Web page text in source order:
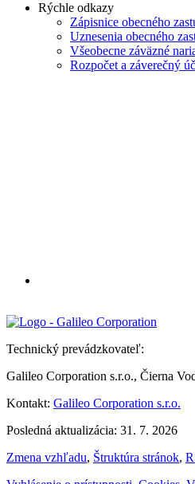
Rýchle odkazy
Zápisnice obecného
Uznesenia obecného
Všeobecne záväzné
Rozpočet a záverečný
Technický prevádzkovateľ:
Galileo Corporation s.r.o., Čierna
Kontakt: Galileo Corporation s.r.o.
Posledná aktualizácia: 31. 7. 2026
Zmena vzhľadu, Štruktúra stránok,